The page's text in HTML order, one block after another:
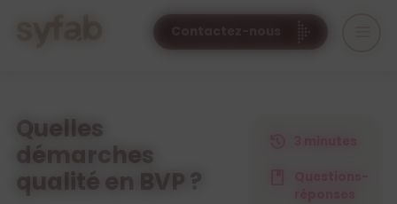
Quelles
démarches
qualité en BVP ?
Cookies management panel